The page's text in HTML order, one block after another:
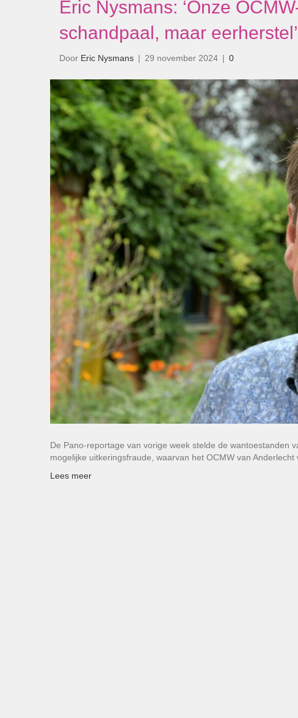
Eric Nysmans: ‘Onze
schandpaal, maar eerherstel’
Door Eric Nysmans | 29 november 2024 | 0
De Pano-reportage van vorige week stelde de wantoestanden
mogelijke uitkeringsfraude, waarvan het OCMW van Anderlecht
Lees meer